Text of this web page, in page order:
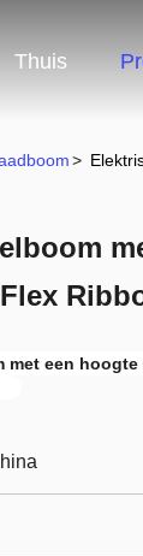
Thuis
>
met een hoogte